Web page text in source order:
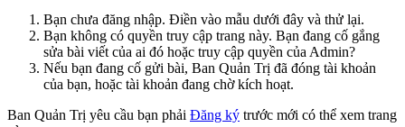
Bạn chưa đăng nhập. Điền vào mẫu dưới đây và thử lại.
Bạn không có quyền truy cập trang này. Bạn đang cố gắng
sửa bài viết của ai đó hoặc truy cập quyền của Admin?
Nếu bạn đang cố gửi bài, Ban Quản Trị đã đóng tài khoản
của bạn, hoặc tài khoản đang chờ kích hoạt.
Ban Quản Trị yêu cầu bạn phải Đăng ký trước mới có thể xem trang